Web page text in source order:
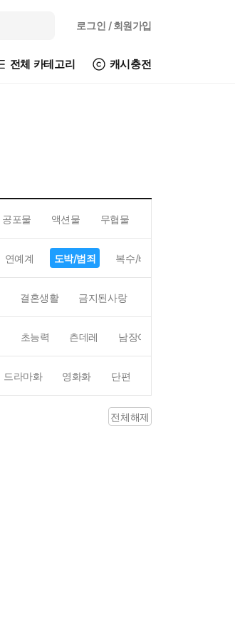
로그인 / 회원가입
전체 카테고리 캐시충전
공포물 액션물 무협물
연예계 도박/범죄 복수/배신
결혼생활 금지된사랑
초능력 츤데레 남장여자
드라마화 영화화 단편
전체해제